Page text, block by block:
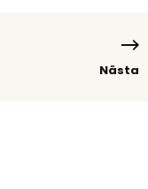
Nästa